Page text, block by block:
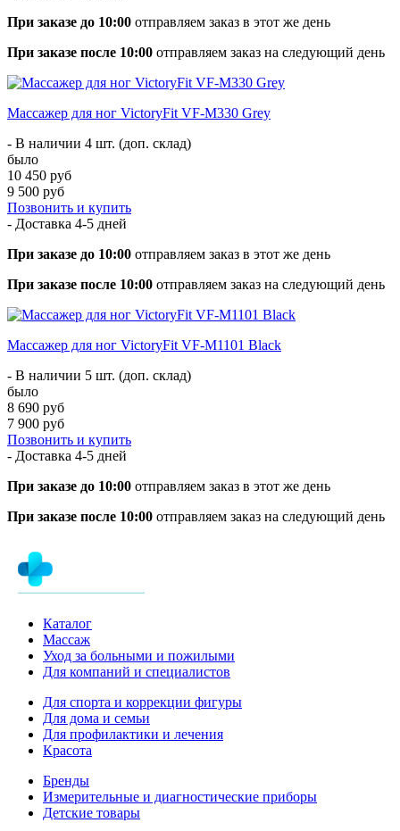
При заказе до 10:00 отправляем заказ в этот же день
При заказе после 10:00 отправляем заказ на следующий день
Массажер для ног VictoryFit VF-M330 Grey
- В наличии 4 шт. (доп. склад)
было
10 450 руб
9 500 руб
Позвонить и купить
- Доставка 4-5 дней
При заказе до 10:00 отправляем заказ в этот же день
При заказе после 10:00 отправляем заказ на следующий день
Массажер для ног VictoryFit VF-M1101 Black
- В наличии 5 шт. (доп. склад)
было
8 690 руб
7 900 руб
Позвонить и купить
- Доставка 4-5 дней
При заказе до 10:00 отправляем заказ в этот же день
При заказе после 10:00 отправляем заказ на следующий день
Каталог
Массаж
Уход за больными и пожилыми
Для компаний и специалистов
Для спорта и коррекции фигуры
Для дома и семьи
Для профилактики и лечения
Красота
Бренды
Измерительные и диагностические приборы
Детские товары